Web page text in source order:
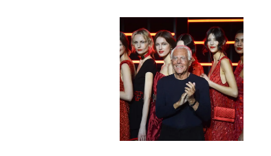
PLAYLIST
NEWS
FOTO
CONCORSI